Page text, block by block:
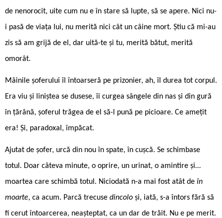
de nenorocit, uite cum nu e în stare să lupte, să se apere. Nici nu-
i pasă de viața lui, nu merită nici cât un câine mort. Știu că mi-au
zis să am grijă de el, dar uită-te și tu, merită bătut, merită
omorât.
Mâinile șoferului îl întoarseră pe prizonier, ah, îl durea tot corpul.
Era viu și liniștea se dusese, îi curgea sângele din nas și din gură
în țărână, șoferul trăgea de el să-l pună pe picioare. Ce amețit
era! Și, paradoxal, împăcat.
Ajutat de șofer, urcă din nou în spate, în cușcă. Se schimbase
totul. Doar câteva minute, o oprire, un urinat, o amintire și…
moartea care schimbă totul. Niciodată n-a mai fost atât de în
moarte, ca acum. Parcă trecuse dincolo și, iată, s-a întors fără să
fi cerut întoarcerea, neașteptat, ca un dar de trăit. Nu e pe merit.